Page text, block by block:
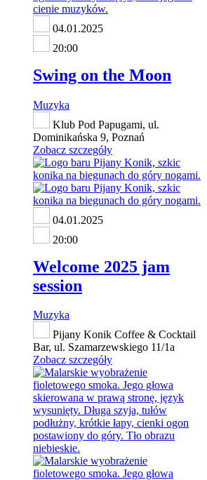
04.01.2025
20:00
Swing on the Moon
Muzyka
Klub Pod Papugami, ul.
Dominikańska 9, Poznań
Zobacz szczegóły
04.01.2025
20:00
Welcome 2025 jam
session
Muzyka
Pijany Konik Coffee & Cocktail
Bar, ul. Szamarzewskiego 11/1a
Zobacz szczegóły